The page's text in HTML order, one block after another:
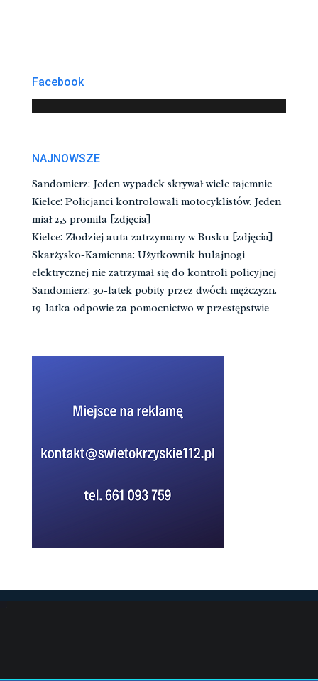
Facebook
NAJNOWSZE
Sandomierz: Jeden wypadek skrywał wiele tajemnic
Kielce: Policjanci kontrolowali motocyklistów. Jeden
miał 2,5 promila [zdjęcia]
Kielce: Złodziej auta zatrzymany w Busku [zdjęcia]
Skarżysko-Kamienna: Użytkownik hulajnogi
elektrycznej nie zatrzymał się do kontroli policyjnej
Sandomierz: 30-latek pobity przez dwóch mężczyzn.
19-latka odpowie za pomocnictwo w przestępstwie